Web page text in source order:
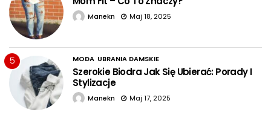
Manekn Maj 18, 2025
5 MODA UBRANIA DAMSKIE
Szerokie Biodra Jak Się Ubierać: Porady I
Stylizacje
Manekn Maj 17, 2025